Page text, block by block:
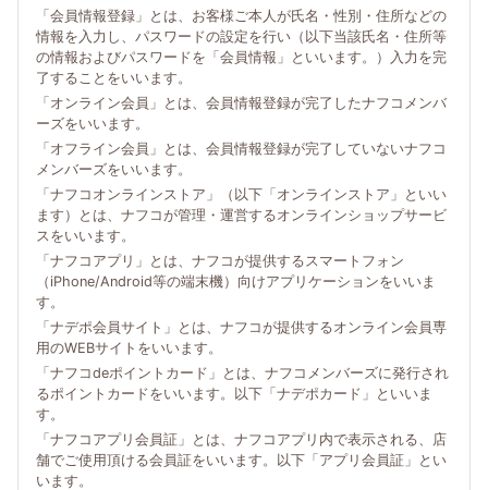
「会員情報登録」とは、お客様ご本人が氏名・性別・住所などの
情報を入力し、パスワードの設定を行い（以下当該氏名・住所等
の情報およびパスワードを「会員情報」といいます。）入力を完
了することをいいます。
「オンライン会員」とは、会員情報登録が完了したナフコメンバ
ーズをいいます。
「オフライン会員」とは、会員情報登録が完了していないナフコ
メンバーズをいいます。
「ナフコオンラインストア」（以下「オンラインストア」といい
ます）とは、ナフコが管理・運営するオンラインショップサービ
スをいいます。
「ナフコアプリ」とは、ナフコが提供するスマートフォン
（iPhone/Android等の端末機）向けアプリケーションをいいま
す。
「ナデポ会員サイト」とは、ナフコが提供するオンライン会員専
用のWEBサイトをいいます。
「ナフコdeポイントカード」とは、ナフコメンバーズに発行され
るポイントカードをいいます。以下「ナデポカード」といいま
す。
「ナフコアプリ会員証」とは、ナフコアプリ内で表示される、店
舗でご使用頂ける会員証をいいます。以下「アプリ会員証」とい
います。